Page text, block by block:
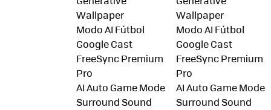
Wallpaper
Modo AI Fútbol
Google Cast
FreeSync Premium
Pro
AI Auto Game Mode
Surround Sound
Wallpaper
Modo AI Fútbol
Google Cast
FreeSync Premium
Pro
AI Auto Game Mode
Surround Sound